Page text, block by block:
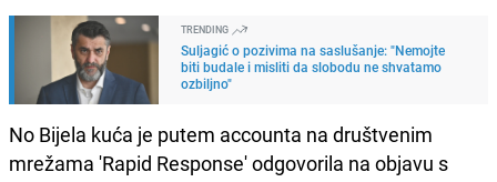
TRENDING
Suljagić o pozivima na saslušanje: "Nemojte
biti budale i misliti da slobodu ne shvatamo
ozbiljno"
No Bijela kuća je putem accounta na društvenim
mrežama 'Rapid Response' odgovorila na objavu s